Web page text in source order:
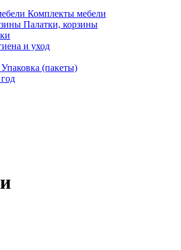
Комплекты мебели
Палатки, корзины
и уход
Упаковка (пакеты)